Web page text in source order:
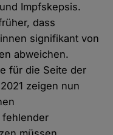
Impfskepsis.
dass
signifikant von
abweichen.
für die Seite der
zeigen nun
fehlender